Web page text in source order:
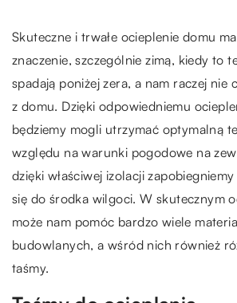
Skuteczne i trwałe ocieplenie domu
znaczenie, szczególnie zimą, kiedy to
spadają poniżej zera, a nam raczej nie
z domu. Dzięki odpowiedniemu
będziemy mogli utrzymać optymalną
względu na warunki pogodowe na
dzięki właściwej izolacji
się do środka wilgoci. W skutecznym
może nam pomóc bardzo wiele
budowlanych, a wśród nich również
taśmy.